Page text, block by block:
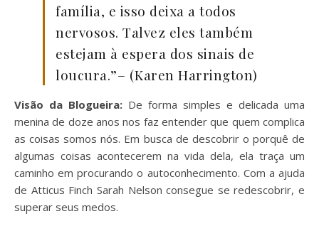
família, e isso deixa a todos
nervosos. Talvez eles também
estejam à espera dos sinais de
loucura.”– (Karen Harrington)
Visão da Blogueira: De forma simples e delicada uma
menina de doze anos nos faz entender que quem complica
as coisas somos nós. Em busca de descobrir o porquê de
algumas coisas acontecerem na vida dela, ela traça um
caminho em procurando o autoconhecimento. Com a ajuda
de Atticus Finch Sarah Nelson consegue se redescobrir, e
superar seus medos.